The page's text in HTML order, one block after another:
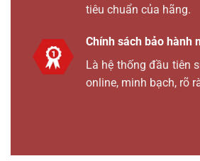
tiêu chuẩn của hãng.
Chính sách bảo hành
Là hệ thống đầu tiên
online, minh bạch, rõ